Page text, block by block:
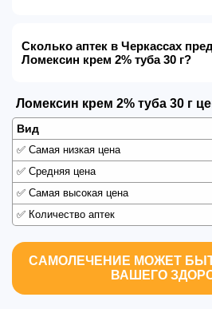
Сколько аптек в Черкассах
Ломексин крем 2% туба 30 г?
Ломексин крем 2% туба 30 г
Вид
✅ Самая низкая цена
✅ Средняя цена
✅ Самая высокая цена
✅ Количество аптек
САМОЛЕЧЕНИЕ МОЖЕТ
ВАШЕГО